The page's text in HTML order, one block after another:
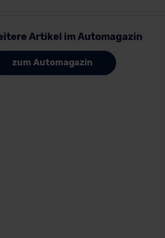
Artikel im Automagazin
zum Automagazin